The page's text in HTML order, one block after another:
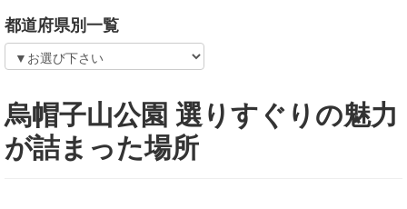
都道府県別一覧
烏帽子山公園 選りすぐりの魅力
が詰まった場所